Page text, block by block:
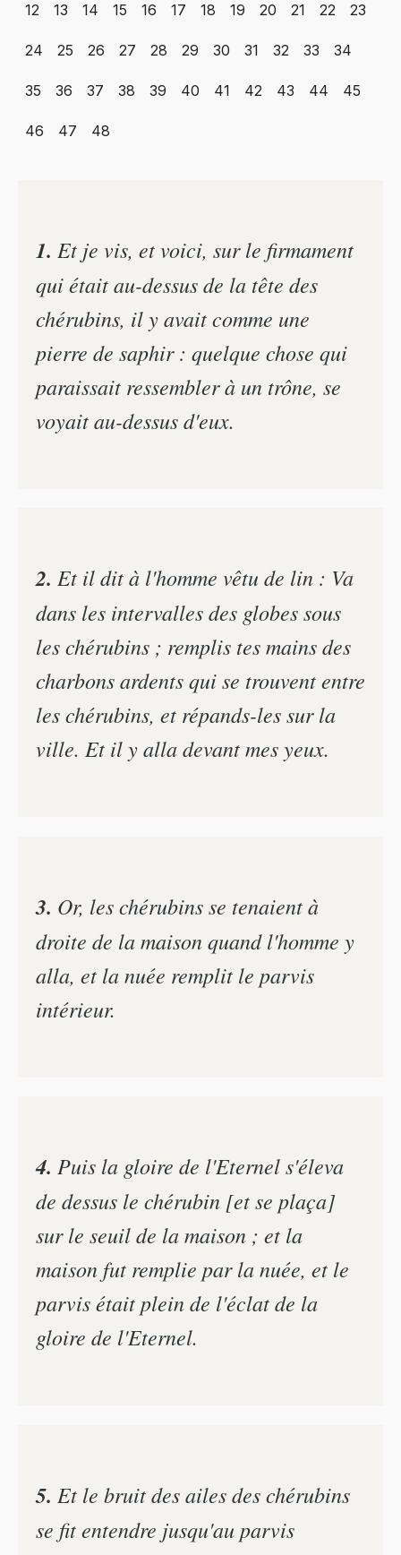
12 13 14 15 16 17 18 19 20 21 22 23
24 25 26 27 28 29 30 31 32 33 34
35 36 37 38 39 40 41 42 43 44 45
46 47 48
1. Et je vis, et voici, sur le firmament
qui était au-dessus de la tête des
chérubins, il y avait comme une
pierre de saphir : quelque chose qui
paraissait ressembler à un trône, se
voyait au-dessus d'eux.
2. Et il dit à l'homme vêtu de lin : Va
dans les intervalles des globes sous
les chérubins ; remplis tes mains des
charbons ardents qui se trouvent entre
les chérubins, et répands-les sur la
ville. Et il y alla devant mes yeux.
3. Or, les chérubins se tenaient à
droite de la maison quand l'homme y
alla, et la nuée remplit le parvis
intérieur.
4. Puis la gloire de l'Eternel s'éleva
de dessus le chérubin [et se plaça]
sur le seuil de la maison ; et la
maison fut remplie par la nuée, et le
parvis était plein de l'éclat de la
gloire de l'Eternel.
5. Et le bruit des ailes des chérubins
se fit entendre jusqu'au parvis